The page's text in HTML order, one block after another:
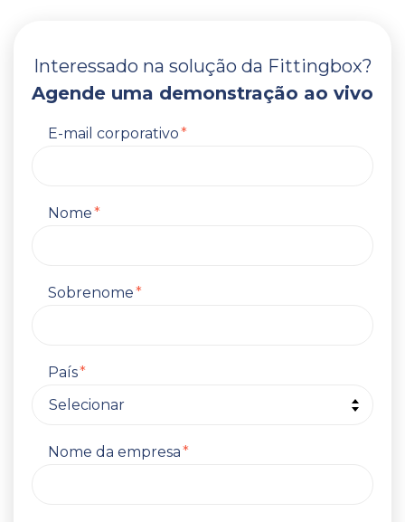
Interessado na solução da Fittingbox?
Agende uma demonstração ao vivo
E-mail corporativo*
Nome*
Sobrenome*
País*
Nome da empresa*